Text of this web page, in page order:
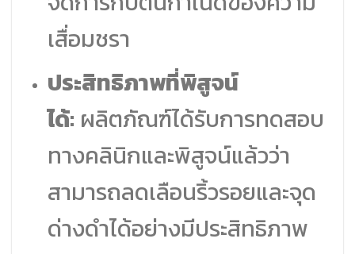
เสื่อมชรา
ประสิทธิภาพที่พิสูจน์
ได้: ผลิตภัณฑ์ได้รับการทดสอบ
ทางคลินิกและพิสูจน์แล้วว่า
สามารถลดเลือนริ้วรอยและจุด
ด่างดำได้อย่างมีประสิทธิภาพ